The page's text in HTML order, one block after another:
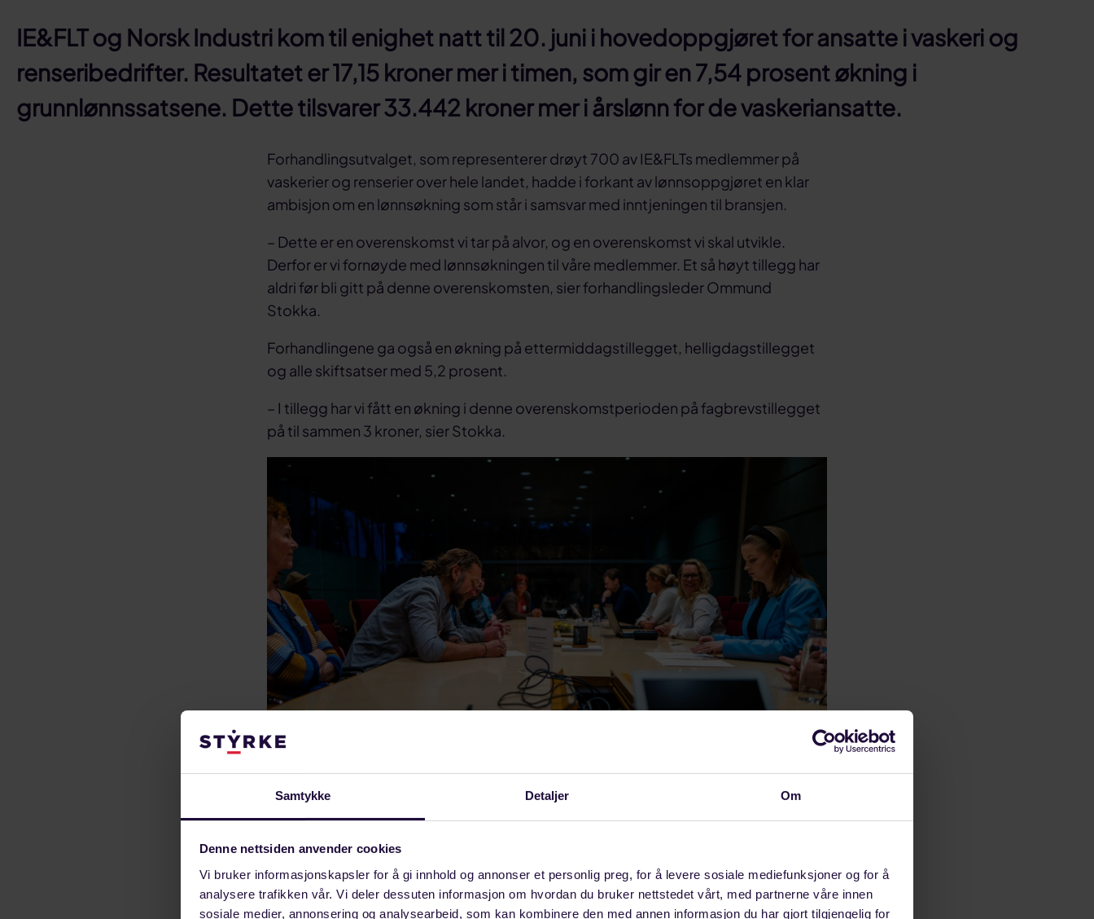
Samtykke Detaljer Om
Denne nettsiden anvender cookies
Vi bruker informasjonskapsler for å gi innhold og annonser et personlig preg, for å levere sosiale mediefunksjoner og for å
analysere trafikken vår. Vi deler dessuten informasjon om hvordan du bruker nettstedet vårt, med partnerne våre innen
sosiale medier, annonsering og analysearbeid, som kan kombinere den med annen informasjon du har gjort tilgjengelig for
IE&FLT og Norsk Industri kom til enighet natt til 20. juni i hovedoppgjøret for ansatte i vaskeri og
renseribedrifter. Resultatet er 17,15 kroner mer i timen, som gir en 7,54 prosent økning i
grunnlønnssatsene. Dette tilsvarer 33.442 kroner mer i årslønn for de vaskeriansatte.
Forhandlingsutvalget, som representerer drøyt 700 av IE&FLTs medlemmer på
vaskerier og renserier over hele landet, hadde i forkant av lønnsoppgjøret en klar
ambisjon om en lønnsøkning som står i samsvar med inntjeningen til bransjen.
– Dette er en overenskomst vi tar på alvor, og en overenskomst vi skal utvikle.
Derfor er vi fornøyde med lønnsøkningen til våre medlemmer. Et så høyt tillegg har
aldri før bli gitt på denne overenskomsten, sier forhandlingsleder Ommund
Stokka.
Forhandlingene ga også en økning på ettermiddagstillegget, helligdagstillegget
og alle skiftsatser med 5,2 prosent.
– I tillegg har vi fått en økning i denne overenskomstperioden på fagbrevstillegget
på til sammen 3 kroner, sier Stokka.
Tilleggene kommer på ulike tidspunkter